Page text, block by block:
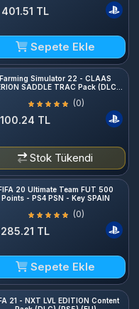
401.51 TL
Sepete Ekle
Farming Simulator 22 - CLAAS
SADDLE TRAC Pack (DLC)
(0)
100.24 TL
Stok Tükendi
20 Ultimate Team FUT 500
Points - PS4 PSN - Key SPAIN
(0)
285.21 TL
Sepete Ekle
21 - NXT LVL EDITION Content